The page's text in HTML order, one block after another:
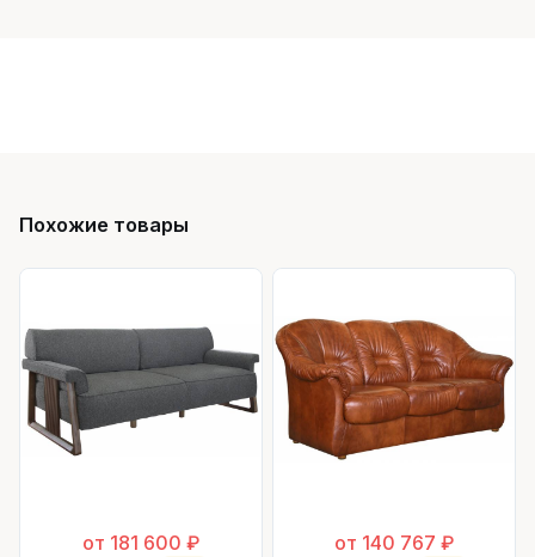
Похожие товары
от 181 600 ₽ от 140 767 ₽